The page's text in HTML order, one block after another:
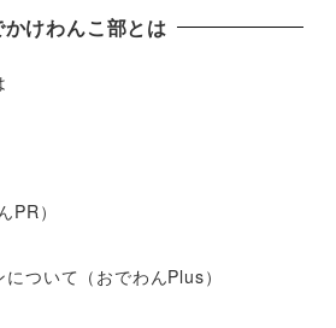
かけわんこ部とは
PR）
ついて（おでわんPlus）